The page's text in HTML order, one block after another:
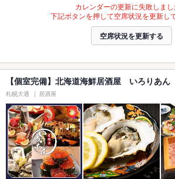
カレンダーの更新に失敗しまし
下記ボタンを押して空席状況を更新し
空席状況を更新する
【個室完備】北海道海鮮居酒屋 いろりあ
札幌大通 居酒屋